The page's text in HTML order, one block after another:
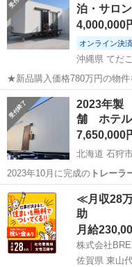
泊・サロ
4,000,000
オンライン決済
沖縄県 てだ
★新品購入価格780万円の物件
期間約3年・室内非常にきれいな状態です。 【
カー：県内販売業者より購入
備：ユニットバス、...
沖縄 うるま市 てだこ
2023年
舗 ホテ
7,650,000
北海道 石狩
2023年10月に完成のトレーラ
北海道 石狩市 その他
≪月収28
助
月給
株式会社
佐賀県 東山